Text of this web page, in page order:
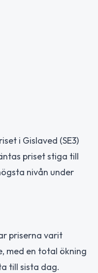
i Gislaved (SE3)
priset stiga till
nivån under
priserna varit
med en total ökning
till sista dag.